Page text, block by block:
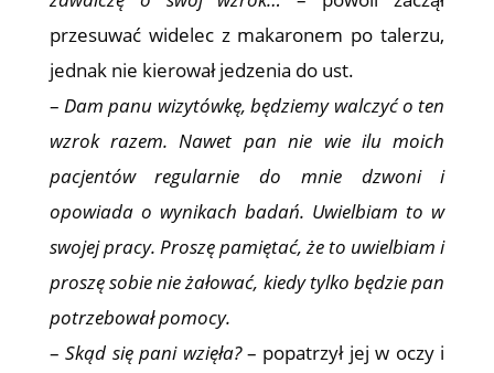
przesuwać widelec z makaronem po talerzu,
jednak nie kierował jedzenia do ust.
–Dam panu wizytówkę, będziemy walczyć o ten
wzrok razem. Nawet pan nie wie ilu moich
pacjentów regularnie do mnie dzwoni i
opowiada o wynikach badań. Uwielbiam to w
swojej pracy. Proszę pamiętać, że to uwielbiam i
proszę sobie nie żałować, kiedy tylko będzie pan
potrzebował pomocy.
–Skąd się pani wzięła?– popatrzył jej w oczy i